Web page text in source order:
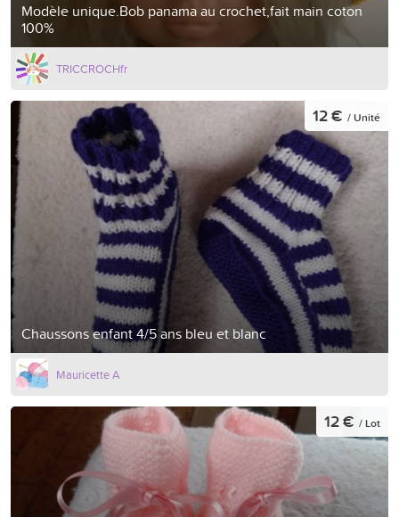
Modèle unique.Bob panama au crochet,fait main coton
100%
TRICCROCHfr
Chaussons enfant 4/5 ans bleu et blanc
12 € / Unité
Mauricette A
12 € / Lot